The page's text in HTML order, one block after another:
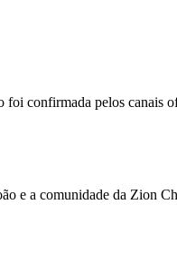
foi confirmada pelos canais
e a comunidade da Zion